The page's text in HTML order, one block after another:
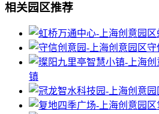
相关园区推荐
守
镇